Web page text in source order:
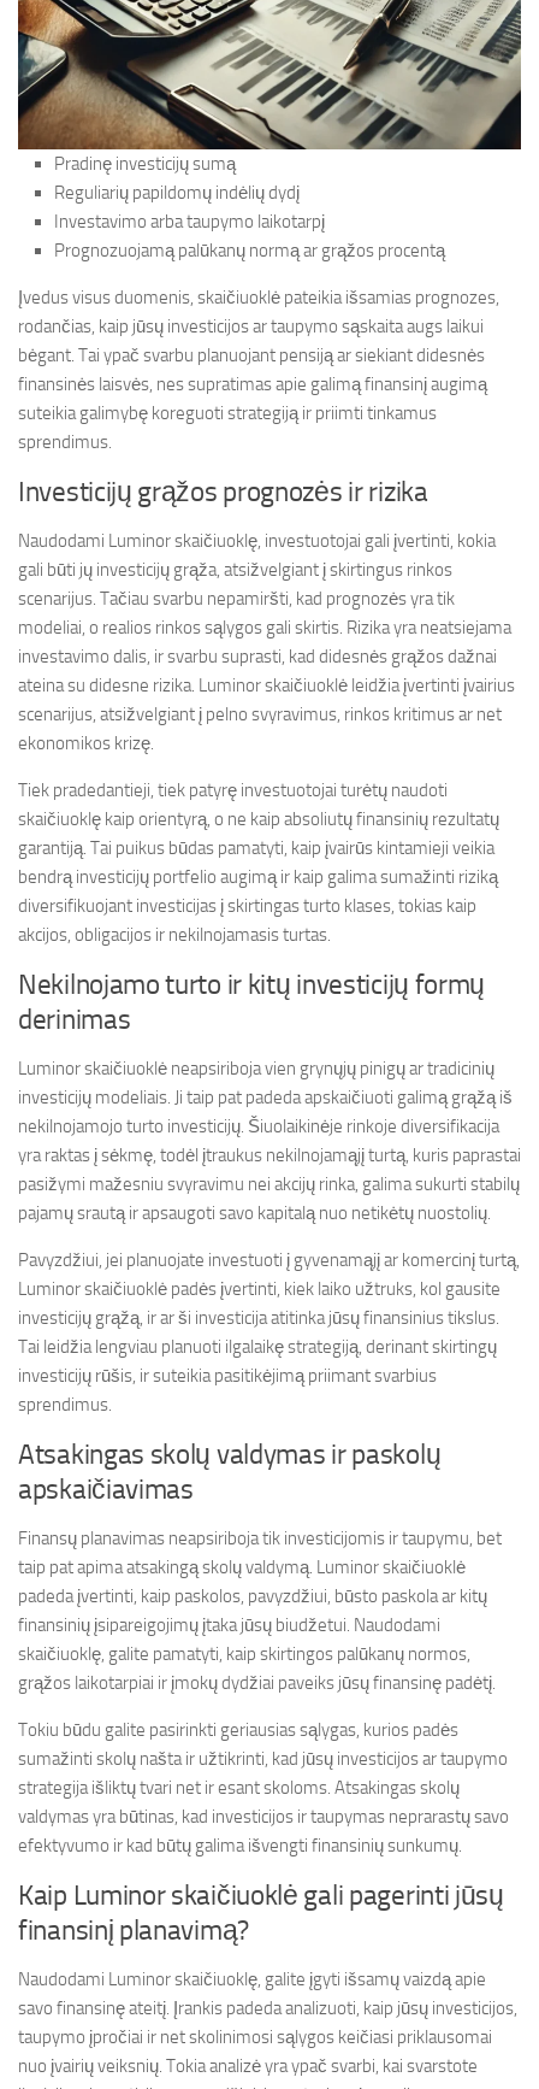
Pradinę investicijų sumą
Reguliarių papildomų indėlių dydį
Investavimo arba taupymo laikotarpį
Prognozuojamą palūkanų normą ar grąžos procentą
Įvedus visus duomenis, skaičiuoklė pateikia išsamias prognozes,
rodančias, kaip jūsų investicijos ar taupymo sąskaita augs laikui
bėgant. Tai ypač svarbu planuojant pensiją ar siekiant didesnės
finansinės laisvės, nes supratimas apie galimą finansinį augimą
suteikia galimybę koreguoti strategiją ir priimti tinkamus
sprendimus.
Investicijų grąžos prognozės ir rizika
Naudodami Luminor skaičiuoklę, investuotojai gali įvertinti, kokia
gali būti jų investicijų grąža, atsižvelgiant į skirtingus rinkos
scenarijus. Tačiau svarbu nepamiršti, kad prognozės yra tik
modeliai, o realios rinkos sąlygos gali skirtis. Rizika yra neatsiejama
investavimo dalis, ir svarbu suprasti, kad didesnės grąžos dažnai
ateina su didesne rizika. Luminor skaičiuoklė leidžia įvertinti įvairius
scenarijus, atsižvelgiant į pelno svyravimus, rinkos kritimus ar net
ekonomikos krizę.
Tiek pradedantieji, tiek patyrę investuotojai turėtų naudoti
skaičiuoklę kaip orientyrą, o ne kaip absoliutų finansinių rezultatų
garantiją. Tai puikus būdas pamatyti, kaip įvairūs kintamieji veikia
bendrą investicijų portfelio augimą ir kaip galima sumažinti riziką
diversifikuojant investicijas į skirtingas turto klases, tokias kaip
akcijos, obligacijos ir nekilnojamasis turtas.
Nekilnojamo turto ir kitų investicijų formų
derinimas
Luminor skaičiuoklė neapsiriboja vien grynųjų pinigų ar tradicinių
investicijų modeliais. Ji taip pat padeda apskaičiuoti galimą grąžą iš
nekilnojamojo turto investicijų. Šiuolaikinėje rinkoje diversifikacija
yra raktas į sėkmę, todėl įtraukus nekilnojamąjį turtą, kuris paprastai
pasižymi mažesniu svyravimu nei akcijų rinka, galima sukurti stabilų
pajamų srautą ir apsaugoti savo kapitalą nuo netikėtų nuostolių.
Pavyzdžiui, jei planuojate investuoti į gyvenamąjį ar komercinį turtą,
Luminor skaičiuoklė padės įvertinti, kiek laiko užtruks, kol gausite
investicijų grąžą, ir ar ši investicija atitinka jūsų finansinius tikslus.
Tai leidžia lengviau planuoti ilgalaikę strategiją, derinant skirtingų
investicijų rūšis, ir suteikia pasitikėjimą priimant svarbius
sprendimus.
Atsakingas skolų valdymas ir paskolų
apskaičiavimas
Finansų planavimas neapsiriboja tik investicijomis ir taupymu, bet
taip pat apima atsakingą skolų valdymą. Luminor skaičiuoklė
padeda įvertinti, kaip paskolos, pavyzdžiui, būsto paskola ar kitų
finansinių įsipareigojimų įtaka jūsų biudžetui. Naudodami
skaičiuoklę, galite pamatyti, kaip skirtingos palūkanų normos,
grąžos laikotarpiai ir įmokų dydžiai paveiks jūsų finansinę padėtį.
Tokiu būdu galite pasirinkti geriausias sąlygas, kurios padės
sumažinti skolų našta ir užtikrinti, kad jūsų investicijos ar taupymo
strategija išliktų tvari net ir esant skoloms. Atsakingas skolų
valdymas yra būtinas, kad investicijos ir taupymas neprarastų savo
efektyvumo ir kad būtų galima išvengti finansinių sunkumų.
Kaip Luminor skaičiuoklė gali pagerinti jūsų
finansinį planavimą?
Naudodami Luminor skaičiuoklę, galite įgyti išsamų vaizdą apie
savo finansinę ateitį. Įrankis padeda analizuoti, kaip jūsų investicijos,
taupymo įpročiai ir net skolinimosi sąlygos keičiasi priklausomai
nuo įvairių veiksnių. Tokia analizė yra ypač svarbi, kai svarstote